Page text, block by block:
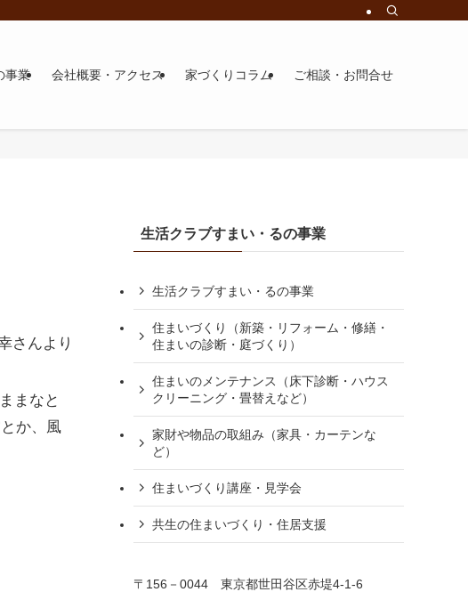
事業 会社概要・アクセス 家づくりコラム ご相談・お問合せ
さんより
まなと
か、風
生活クラブすまい・るの事業
生活クラブすまい・るの事業
住まいづくり（新築・リフォーム・修繕・
住まいの診断・庭づくり）
住まいのメンテナンス（床下診断・ハウス
クリーニング・畳替えなど）
家財や物品の取組み（家具・カーテンな
ど）
住まいづくり講座・見学会
共生の住まいづくり・住居支援
〒156－0044 東京都世田谷区赤堤4-1-6